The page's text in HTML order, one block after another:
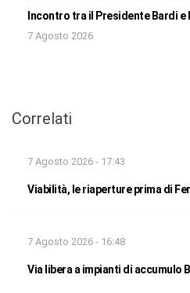
Incontro tra il Presidente Bardi e
7 Agosto 2026
Correlati
7 Agosto 2026 - 17:43
Viabilità, le riaperture prima di
7 Agosto 2026 - 16:48
Via libera a impianti di accumulo